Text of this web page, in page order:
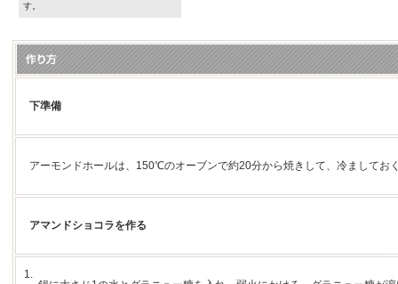
す。
下準備
アーモンドホールは、150℃のオーブンで約20分から焼きして、冷ましてお
アマンドショコラを作る
1.